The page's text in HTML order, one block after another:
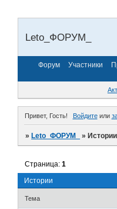
Leto_ФОРУМ_
Форум Участники
Привет, Гость! Войдитеили
»Leto_ФОРУМ_ »Истории
Истории
Страница:1
Тема